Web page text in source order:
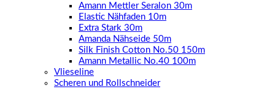
Amann Mettler Seralon 30m
Elastic Nähfaden 10m
Extra Stark 30m
Amanda Nähseide 50m
Silk Finish Cotton No.50 150m
Amann Metallic No.40 100m
Vlieseline
Scheren und Rollschneider